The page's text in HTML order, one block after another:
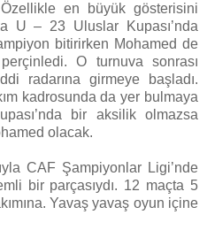
en büyük gösterisini
U – 23 Uluslar Kupası’nda
bitirirken Mohamed de
O turnuva sonrası
radarına girmeye başladı.
kadrosunda da yer bulmaya
bir aksilik olmazsa
olacak.
CAF Şampiyonlar Ligi’nde
bir parçasıydı. 12 maçta 5
Yavaş yavaş oyun içine